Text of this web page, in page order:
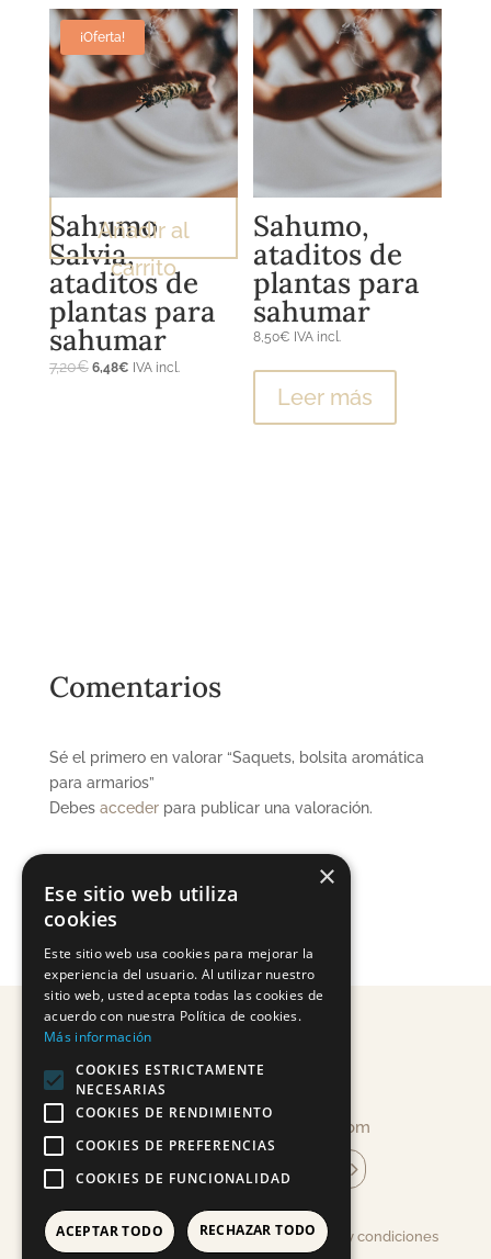
se
pueden
elegir
en
la
de
¡Oferta!
Sahumo
Salvia,
ataditos de
plantas para
sahumar
7,20€ El
6,48€ElIVA incl.
Añadir al
carrito
Sahumo,
ataditos de
plantas para
sahumar
8,50€ IVA incl.
Leer más
Comentarios
Sé el primero en valorar “Saquets, bolsita aromática
para armarios”
Debes accederpara publicar una valoración.
info@mandragoracosmetica.com
Aviso legal, Política de Privacidad, Términos y condiciones
×
Ese sitio web utiliza
cookies
Este sitio web usa cookies para mejorar la
experiencia del usuario. Al utilizar nuestro
sitio web, usted acepta todas las cookies de
acuerdo con nuestra Política de cookies.
Más información
COOKIES ESTRICTAMENTE
NECESARIAS
COOKIES DE RENDIMIENTO
COOKIES DE PREFERENCIAS
COOKIES DE FUNCIONALIDAD
ACEPTAR TODO RECHAZAR TODO